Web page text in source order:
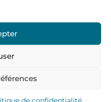
:
12:00 / 14:00 – 17:00
– 12:00
des cookies